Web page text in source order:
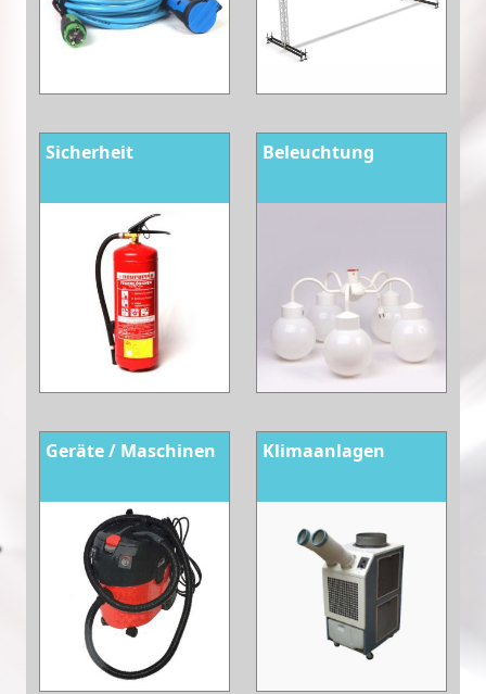
Sicherheit Beleuchtung
Geräte / Maschinen Klimaanlagen